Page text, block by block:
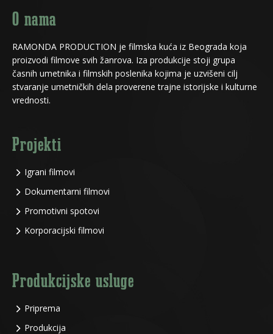
O nama
RAMONDA PRODUCTION je filmska kuća iz Beograda koja
proizvodi filmove svih žanrova. Iza produkcije stoji grupa
časnih umetnika i filmskih poslenika kojima je uzvišeni cilj
stvaranje umetničkih dela proverene trajne istorijske i kulturne
vrednosti.
Projekti
Igrani filmovi
Dokumentarni filmovi
Promotivni spotovi
Korporacijski filmovi
Produkcijske usluge
Priprema
Produkcija